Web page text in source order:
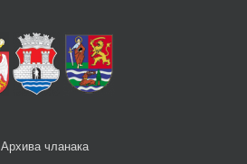
Архива чланака